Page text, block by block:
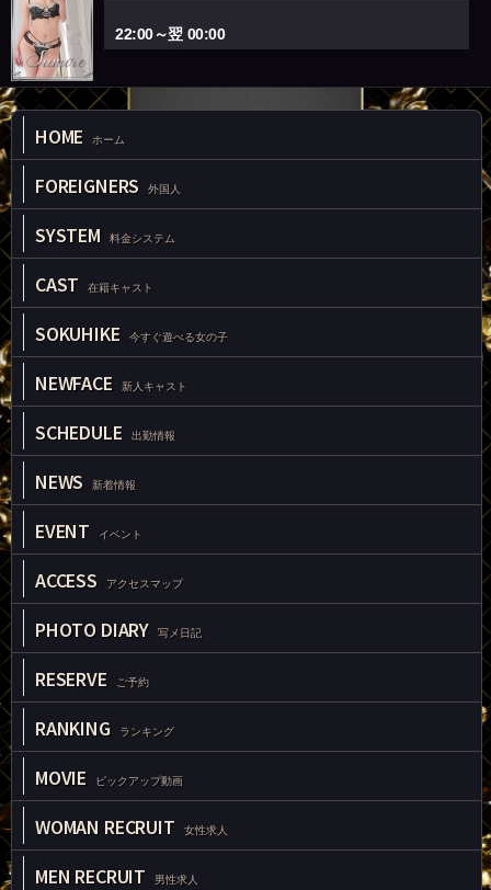
22:00～翌 00:00
HOME ホーム
FOREIGNERS 外国人
SYSTEM 料金システム
CAST 在籍キャスト
SOKUHIKE 今すぐ遊べる女の子
NEWFACE 新人キャスト
SCHEDULE 出勤情報
NEWS 新着情報
EVENT イベント
ACCESS アクセスマップ
PHOTO DIARY 写メ日記
RESERVE ご予約
RANKING ランキング
MOVIE ピックアップ動画
WOMAN RECRUIT 女性求人
MEN RECRUIT 男性求人